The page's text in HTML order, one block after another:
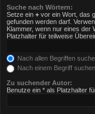
Suche nach Wörtern:
Setze ein + vor ein Wort, das
gefunden werden darf.
Klammer, wenn nur eines der
Platzhalter für teilweise
Nach allen Begriffen
Nach einem Begriff suchen
Zu suchender Autor:
Benutze ein * als Platzhalter